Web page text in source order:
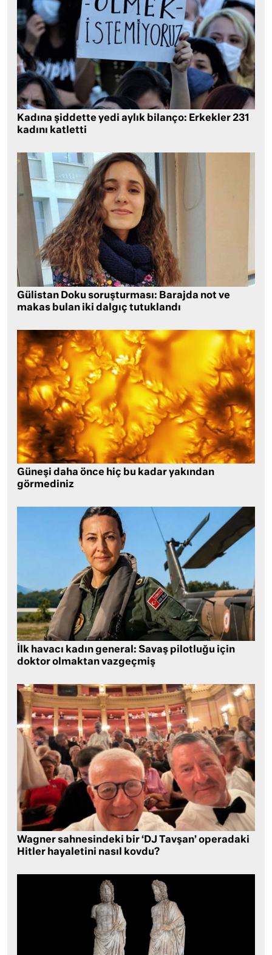
Kadına şiddette yedi aylık bilanço: Erkekler 231
kadını katletti
Gülistan Doku soruşturması: Barajda not ve
makas bulan iki dalgıç tutuklandı
Güneşi daha önce hiç bu kadar yakından
görmediniz
İlk havacı kadın general: Savaş pilotluğu için
doktor olmaktan vazgeçmiş
Wagner sahnesindeki bir ‘DJ Tavşan’ operadaki
Hitler hayaletini nasıl kovdu?